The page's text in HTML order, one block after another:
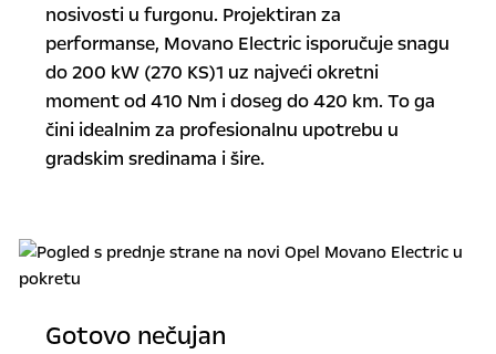
nosivosti u furgonu. Projektiran za
performanse, Movano Electric isporučuje snagu
do 200 kW (270 KS)1 uz najveći okretni
moment od 410 Nm i doseg do 420 km. To ga
čini idealnim za profesionalnu upotrebu u
gradskim sredinama i šire.
Gotovo nečujan